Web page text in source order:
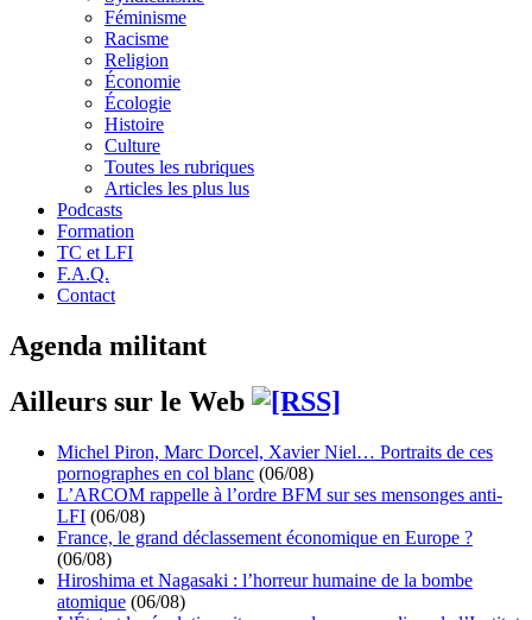
Féminisme
Racisme
Religion
Économie
Écologie
Histoire
Culture
Toutes les rubriques
Articles les plus lus
Podcasts
Formation
TC et LFI
F.A.Q.
Contact
Agenda militant
Ailleurs sur le Web
Michel Piron, Marc Dorcel, Xavier Niel… Portraits de ces
pornographes en col blanc (06/08)
L’ARCOM rappelle à l’ordre BFM sur ses mensonges anti-
LFI (06/08)
France, le grand déclassement économique en Europe ?
(06/08)
Hiroshima et Nagasaki : l’horreur humaine de la bombe
atomique (06/08)